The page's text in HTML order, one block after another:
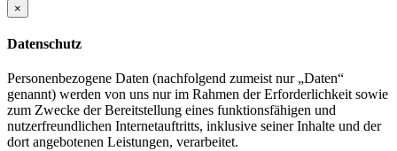
×
Datenschutz
Personenbezogene Daten (nachfolgend zumeist nur „Daten“
genannt) werden von uns nur im Rahmen der Erforderlichkeit sowie
zum Zwecke der Bereitstellung eines funktionsfähigen und
nutzerfreundlichen Internetauftritts, inklusive seiner Inhalte und der
dort angebotenen Leistungen, verarbeitet.